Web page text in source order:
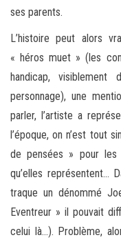
ses parents.
L’histoire peut alors
« héros muet » (les
handicap,
personnage), une
parler, l’artiste a
l’époque, on n’est tout
de pensées » pour les
qu’elles représentent…
traque un dénommé
Eventreur » il pouvait
celui là…). Problème,